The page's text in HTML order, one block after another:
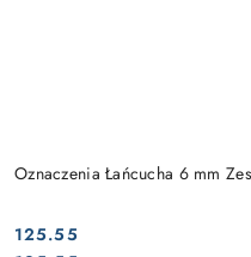
Oznaczenia Łańcucha 6 mm
125.55